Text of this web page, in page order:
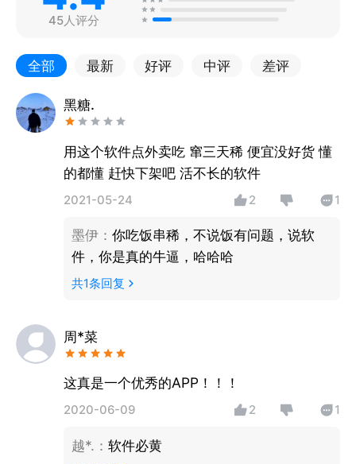
45人评分
全部 最新 好评 中评 差评
黑糖.
用这个软件点外卖吃 窜三天稀 便宜没好货 懂
的都懂 赶快下架吧 活不长的软件
2021-05-24 2 1
墨伊： 你吃饭串稀，不说饭有问题，说软
件，你是真的牛逼，哈哈哈
共1条回复
周*菜
这真是一个优秀的APP！！！
2020-06-09 2 1
越*. ： 软件必黄